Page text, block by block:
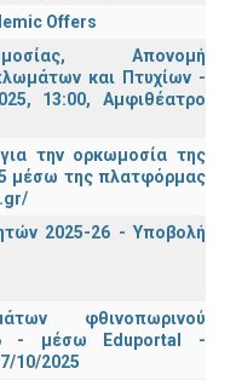
Offers
Απονομή
και Πτυχίων -
13:00, Αμφιθέατρο
την ορκωμοσία της
μέσω της πλατφόρμας
2025-26 - Υποβολή
φθινοπωρινού
- μέσω Εduportal -
10/2025